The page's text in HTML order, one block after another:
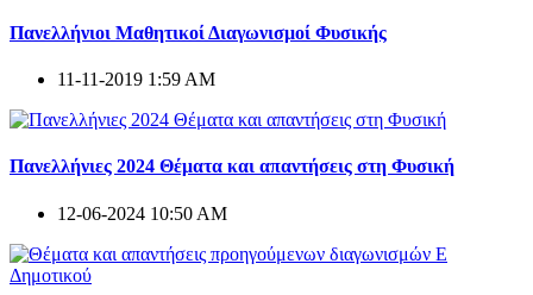
Πανελλήνιοι Μαθητικοί Διαγωνισμοί Φυσικής
11-11-2019 1:59 AM
Πανελλήνιες 2024 Θέματα και απαντήσεις στη Φυσική
12-06-2024 10:50 AM